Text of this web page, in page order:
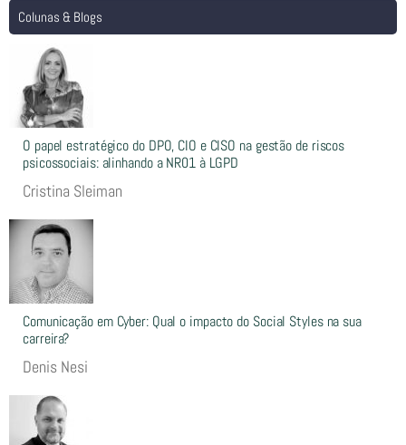
Colunas & Blogs
O papel estratégico do DPO, CIO e CISO na gestão de riscos
psicossociais: alinhando a NR01 à LGPD
Cristina Sleiman
Comunicação em Cyber: Qual o impacto do Social Styles na sua
carreira?
Denis Nesi